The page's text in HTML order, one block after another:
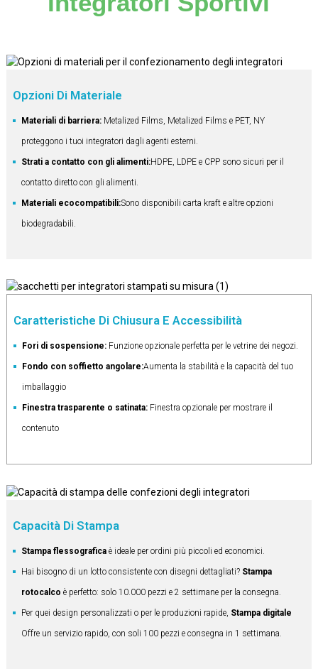
Opzioni Di Materiale
Materiali di barriera:Metalized Films, Metalized Films e PET, NY
proteggono i tuoi integratori dagli agenti esterni.
Strati a contatto con gli alimenti:HDPE, LDPE e CPP sono sicuri per il
contatto diretto con gli alimenti.
Materiali ecocompatibili:Sono disponibili carta kraft e altre opzioni
biodegradabili.
Caratteristiche Di Chiusura E Accessibilità
Fori di sospensione: Funzione opzionale perfetta per le vetrine dei negozi.
Fondo con soffietto angolare:Aumenta la stabilità e la capacità del tuo
imballaggio
Finestra trasparente o satinata: Finestra opzionale per mostrare il
contenuto
Capacità Di Stampa
Stampa flessograficaè ideale per ordini più piccoli ed economici.
Hai bisogno di un lotto consistente con disegni dettagliati? Stampa
rotocalco è perfetto: solo 10.000 pezzi e 2 settimane per la consegna.
Per quei design personalizzati o per le produzioni rapide, Stampa digitale
Offre un servizio rapido, con soli 100 pezzi e consegna in 1 settimana.